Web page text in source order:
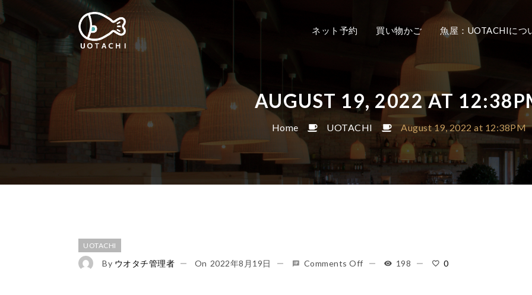
ネット予約 買い物かご 魚屋：UOTACHIにつ
AUGUST 19, 2022 AT
Home UOTACHI August 19, 2022 at 12:38PM
UOTACHI
By ウオタチ管理者 On 2022年8月19日 Comments Off 198 0